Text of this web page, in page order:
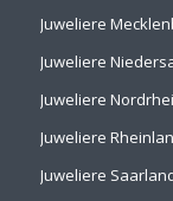
Juweliere
Juweliere
Juweliere
Juweliere
Juweliere